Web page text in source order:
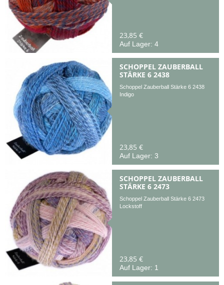
23,85 €
Auf Lager: 4
SCHOPPEL ZAUBERBALL
STÄRKE 6 2438
Schoppel Zauberball Stärke 6 2438
Indigo
23,85 €
Auf Lager: 3
SCHOPPEL ZAUBERBALL
STÄRKE 6 2473
Schoppel Zauberball Stärke 6 2473
Lockstoff
23,85 €
Auf Lager: 1